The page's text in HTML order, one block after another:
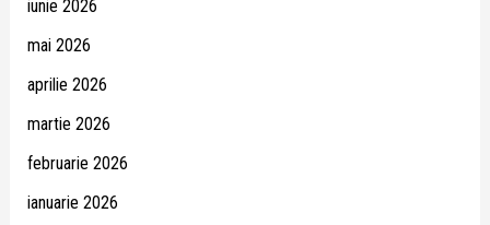
iunie 2026
mai 2026
aprilie 2026
martie 2026
februarie 2026
ianuarie 2026